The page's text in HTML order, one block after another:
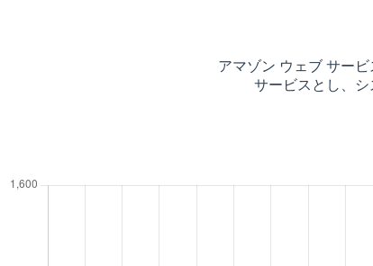
アマゾン ウェブ サー
サービスとし、